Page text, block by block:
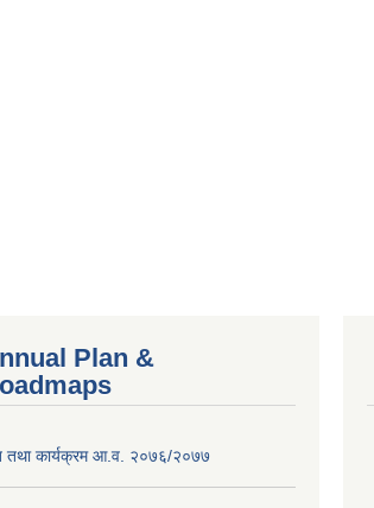
Plan &
तथा कार्यक्रम आ.व. २०७६/२०७७